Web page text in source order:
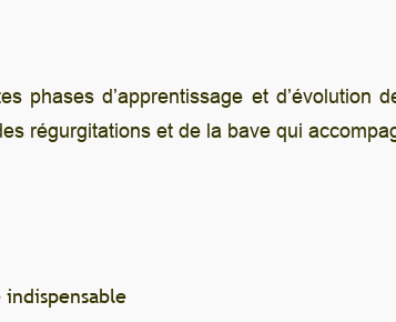
d’évolution de votre enfant : reflux,
accompagnent sa croissance.